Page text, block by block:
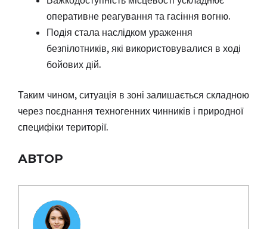
оперативне реагування та гасіння вогню.
Подія стала наслідком ураження
безпілотників, які використовувалися в ході
бойових дій.
Таким чином, ситуація в зоні залишається складною
через поєднання техногенних чинників і природної
специфіки території.
АВТОР